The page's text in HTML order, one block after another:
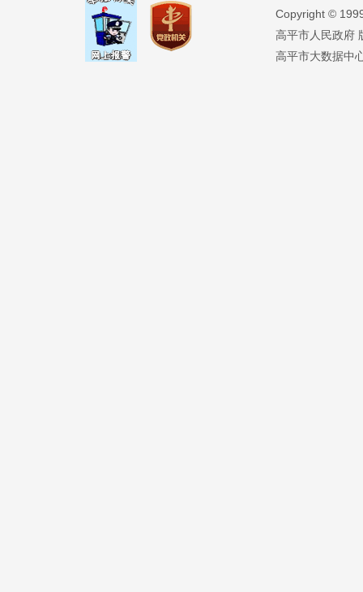
Copyright ©️
高平市人民政府
高平市大数据